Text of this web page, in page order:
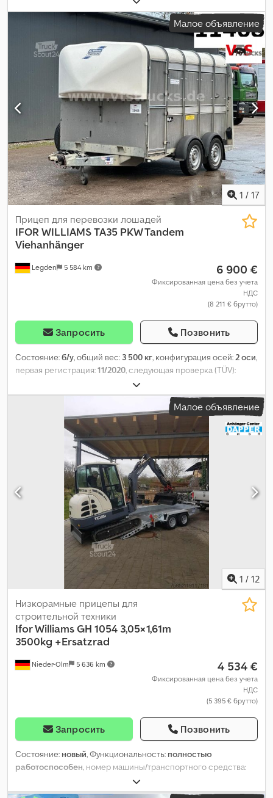
длина грузового отсека:3 260 мм, ширина пространства для
, высота грузового отсека:2 300 мм, общая
, Год выпуска: 2016,
Оборудование:
гидроборт
Малое объявление
1 / 17
Legden 5 584 km
Прицеп для перевозки лошадей
IFOR WILLIAMSTA35 PKW Tandem
Viehanhänger
6 900 €
Фиксированная цена без учета
НДС
(8 211 € брутто)
Запросить Позвонить
Состояние:б/у, общий вес: 3 500 кг, конфигурация осей:2 оси,
первая регистрация:11/2020, следующая проверка (TÜV):
Малое объявление
1 / 12
Nieder-Olm 5 636 km
Низкорамные прицепы для
строительной техники
Ifor WilliamsGH 1054 3,05×1,61m
3500kg +Ersatzrad
4 534 €
Фиксированная цена без учета
НДС
(5 395 € брутто)
Запросить Позвонить
Состояние: новый, Функциональность: полностью
работоспособен, номер машины/транспортного средства:
, собственный вес:
грузоподъёмность:2 810 кг, общий вес:3 500 кг,